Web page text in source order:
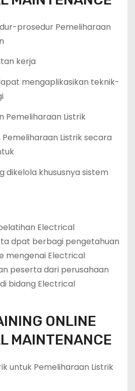
prosedur Pemeliharaan
kerja
mengaplikasikan teknik-
Pemeliharaan Listrik
Listrik secara
dikelola khususnya sistem
Electrical
dpat berbagi pengetahuan
mengenai Electrical
peserta dari perusahaan
bidang Electrical
ONLINE
MAINTENANCE
untuk Pemeliharaan Listrik